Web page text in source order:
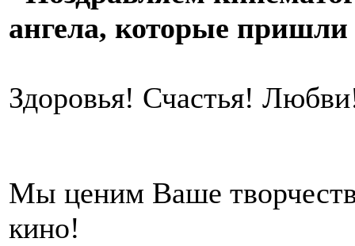
ангела, которые
Здоровья! Счастья!
Мы ценим Ваше
кино!